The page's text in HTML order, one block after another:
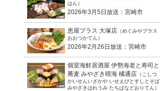
はん）
2026年3月5日放送：宮崎市
恵屋プラス 大塚店 （めぐみやプラス
おおつかてん）
2026年2月26日放送：宮崎市
個室海鮮居酒屋 伊勢海老と寿司と
蕎麦 みやざき晴海 橘通店 （こしつ
かいせんいざかや いせえびとすしとそば
みやざきはれうみ たちばなどおりてん）